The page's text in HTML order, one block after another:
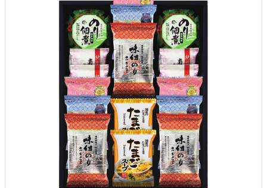
ペーパーアイテム
カタログギフト
ブライダルバッグ
内祝い 出産祝い